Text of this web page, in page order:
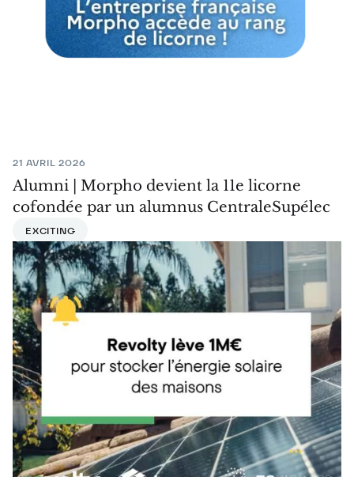
21 AVRIL 2026
Alumni | Morpho devient la 11e licorne
cofondée par un alumnus CentraleSupélec
EXCITING